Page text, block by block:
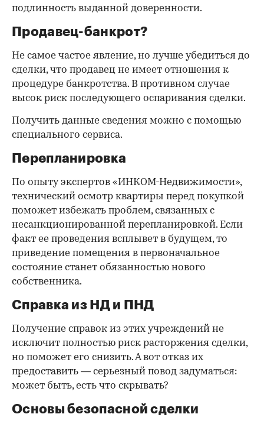
подлинность выданной доверенности.
Продавец-банкрот?
Не самое частое явление, но лучше убедиться до
сделки, что продавец не имеет отношения к
процедуре банкротства. В противном случае
высок риск последующего оспаривания сделки.
Получить данные сведения можно с помощью
специального сервиса.
Перепланировка
По опыту экспертов «ИНКОМ-Недвижимости»,
технический осмотр квартиры перед покупкой
поможет избежать проблем, связанных с
несанкционированной перепланировкой. Если
факт ее проведения всплывет в будущем, то
приведение помещения в первоначальное
состояние станет обязанностью нового
собственника.
Справка из НД и ПНД
Получение справок из этих учреждений не
исключит полностью риск расторжения сделки,
но поможет его снизить. А вот отказ их
предоставить — серьезный повод задуматься:
может быть, есть что скрывать?
Основы безопасной сделки